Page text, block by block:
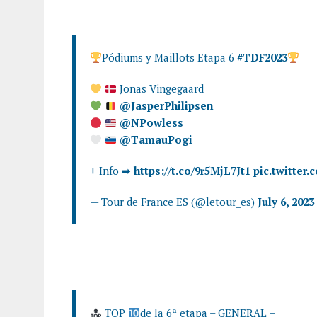
Pódiums y Maillots Etapa 6#TDF2023
Jonas Vingegaard
@JasperPhilipsen
@NPowless
@TamauPogi
+ Info ➡ https://t.co/9r5MjL7Jt1
— Tour de France ES (@letour_es) July 6, 2023
TOP de la 6ª etapa – GENERAL –